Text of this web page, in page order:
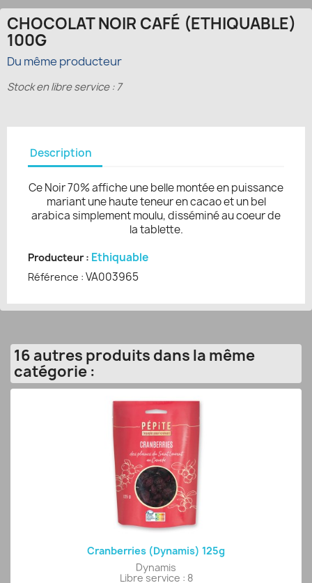
CHOCOLAT NOIR CAFÉ (ETHIQUABLE)
100G
Du même producteur
Stock en libre service : 7
Description
Ce Noir 70% affiche une belle montée en puissance
mariant une haute teneur en cacao et un bel
arabica simplement moulu, disséminé au coeur de
la tablette.
Producteur : Ethiquable
Référence : VA003965
16 autres produits dans la même
catégorie :
Cranberries (Dynamis) 125g
Dynamis
Libre service : 8